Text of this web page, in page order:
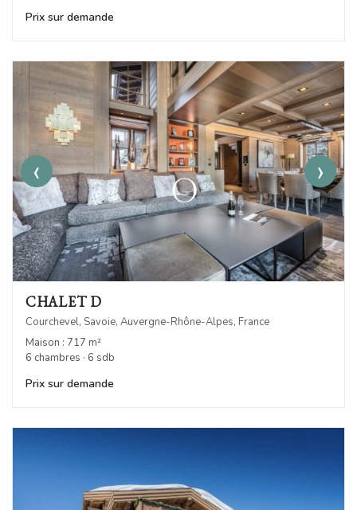
Prix sur demande
‹ ›
CHALET D
Courchevel, Savoie, Auvergne-Rhône-Alpes, France
Maison : 717 m²
6 chambres · 6 sdb
Prix sur demande